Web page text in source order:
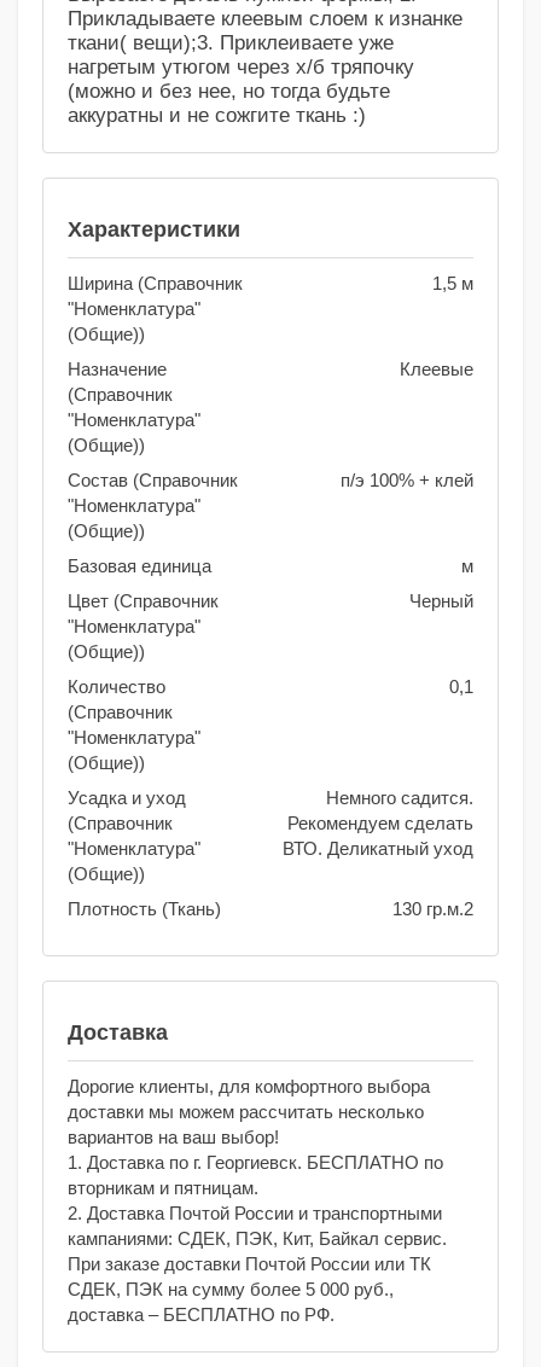
Прикладываете клеевым слоем к изнанке
ткани( вещи);3. Приклеиваете уже
нагретым утюгом через х/б тряпочку
(можно и без нее, но тогда будьте
аккуратны и не сожгите ткань :)
Характеристики
Ширина (Справочник
"Номенклатура"
(Общие))
1,5 м
Назначение
(Справочник
"Номенклатура"
(Общие))
Клеевые
Состав (Справочник
"Номенклатура"
(Общие))
п/э 100% + клей
Базовая единица
м
Цвет (Справочник
"Номенклатура"
(Общие))
Черный
Количество
(Справочник
"Номенклатура"
(Общие))
0,1
Усадка и уход
(Справочник
"Номенклатура"
(Общие))
Немного садится.
Рекомендуем сделать
ВТО. Деликатный уход
Плотность (Ткань) 130 гр.м.2
Доставка
Дорогие клиенты, для комфортного выбора
доставки мы можем рассчитать несколько
вариантов на ваш выбор!
1. Доставка по г. Георгиевск. БЕСПЛАТНО по
вторникам и пятницам.
2. Доставка Почтой России и транспортными
кампаниями: СДЕК, ПЭК, Кит, Байкал сервис.
При заказе доставки Почтой России или ТК
СДЕК, ПЭК на сумму более 5 000 руб.,
доставка – БЕСПЛАТНО по РФ.